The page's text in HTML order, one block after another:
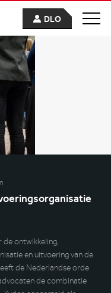
DLO
de ontwikkeling,
en uitvoering van de
de Nederlandse orde
de combinatie